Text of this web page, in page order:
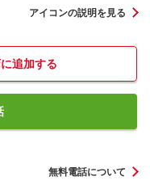
アイコンの説明を見る
追加する
無料電話について